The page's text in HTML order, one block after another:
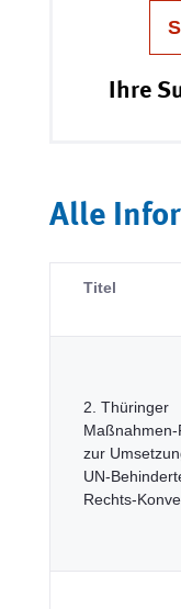
Ihre
Alle
Titel
2. Thüringer
Maßnahmen-
zur
UN-
Rechts-